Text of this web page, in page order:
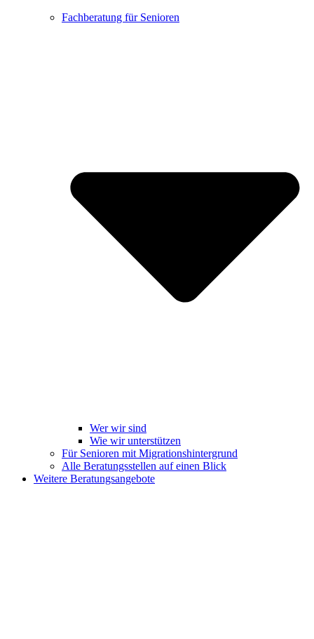
Fachberatung für Senioren
Wer wir sind
Wie wir unterstützen
Für Senioren mit Migrationshintergrund
Alle Beratungsstellen auf einen Blick
Weitere Beratungsangebote